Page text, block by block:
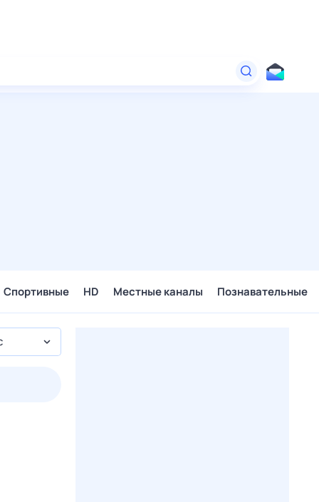
Спортивные HD Местные каналы Познавательные